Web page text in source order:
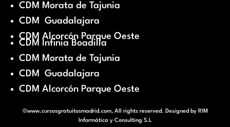
CDM Morata de Tajunia
CDM Guadalajara
CDM Alcorcón Parque Oeste
CDM Infinia Boadilla
CDM Morata de Tajunia
CDM Guadalajara
CDM Alcorcón Parque Oeste
©www.cursosgratuitosmadrid.com, All rights reserved. Designed by RIM
Informática y Consulting S.L